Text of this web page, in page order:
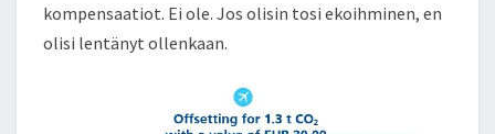
kompensaatiot. Ei ole. Jos olisin tosi ekoihminen, en
olisi lentänyt ollenkaan.